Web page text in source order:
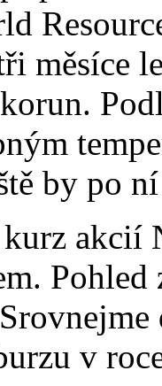
měsíce
by po
akcií
Pohled
v